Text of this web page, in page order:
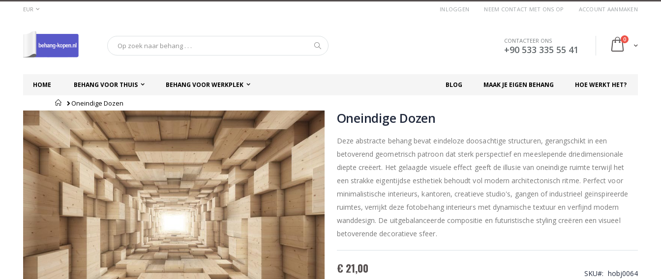
Ga
inhoud
VALUTA
EUR INLOGGEN NEEM CONTACT MET ONS OP ACCOUNT AANMAKEN
Cart
0producten
Zoek CONTACTEER ONS
+90 533 335 55 41
HOME BEHANG VOOR THUIS BEHANG VOOR WERKPLEK HOE WERKT HET?
MAAK JE EIGEN BEHANG
BLOG
Home
Oneindige Dozen
naar
het
einde
van
afbeeldingen-
gallerij
naar
het
begin
van
afbeeldingen-
gallerij
Oneindige Dozen
Deze abstracte behang bevat eindeloze doosachtige structuren, gerangschikt in een
betoverend geometrisch patroon dat sterk perspectief en meeslepende driedimensionale
diepte creëert. Het gelaagde visuele effect geeft de illusie van oneindige ruimte terwijl het
een strakke eigentijdse esthetiek behoudt vol modern architectonisch ritme. Perfect voor
minimalistische interieurs, kantoren, creatieve studio's, gangen of industrieel geïnspireerde
ruimtes, verrijkt deze fotobehang interieurs met dynamische textuur en verfijnd modern
wanddesign. De uitgebalanceerde compositie en futuristische styling creëren een visueel
betoverende decoratieve sfeer.
€ 21,00 SKU hobj0064